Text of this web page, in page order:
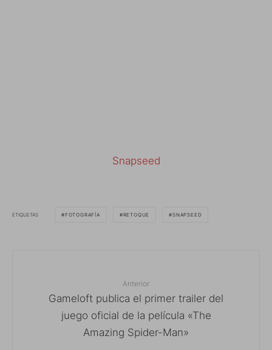
Snapseed
ETIQUETAS FOTOGRAFÍA RETOQUE SNAPSEED
Anterior
Gameloft publica el primer trailer del
juego oficial de la película «The
Amazing Spider-Man»